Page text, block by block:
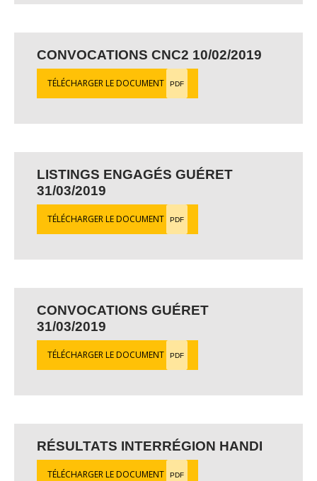
CONVOCATIONS CNC2 10/02/2019
TÉLÉCHARGER LE DOCUMENT PDF
LISTINGS ENGAGÉS GUÉRET
31/03/2019
TÉLÉCHARGER LE DOCUMENT PDF
CONVOCATIONS GUÉRET
31/03/2019
TÉLÉCHARGER LE DOCUMENT PDF
RÉSULTATS INTERRÉGION HANDI
TÉLÉCHARGER LE DOCUMENT PDF